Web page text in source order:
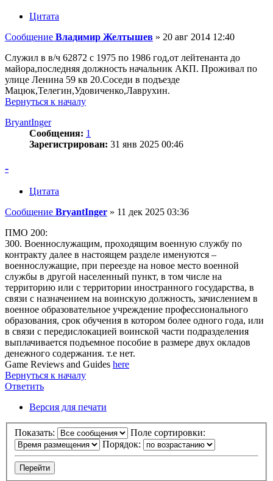
Цитата
Сообщение Владимир Желтышев » 20 авг 2014 12:40
Служил в в/ч 62872 с 1975 по 1986 год,от лейтенанта до
майора,последняя должность начальник АКП. Проживал по
улице Ленина 59 кв 20.Соседи в подъезде
Мацюк,Телегин,Удовиченко,Лаврухин.
Вернуться к началу
BryantInger
Сообщения: 1
Зарегистрирован: 31 янв 2025 00:46
-
Цитата
Сообщение BryantInger » 11 дек 2025 03:36
ПМО 200:
300. Военнослужащим, проходящим военную службу по
контракту далее в настоящем разделе именуются –
военнослужащие, при переезде на новое место военной
службы в другой населенный пункт, в том числе на
территорию или с территории иностранного государства, в
связи с назначением на воинскую должность, зачислением в
военное образовательное учреждение профессионального
образования, срок обучения в котором более одного года, или
в связи с передислокацией воинской части подразделения
выплачивается подъемное пособие в размере двух окладов
денежного содержания. т.е нет.
Game Reviews and Guides here
Вернуться к началу
Ответить
Версия для печати
Показать:
Поле сортировки:
Порядок: